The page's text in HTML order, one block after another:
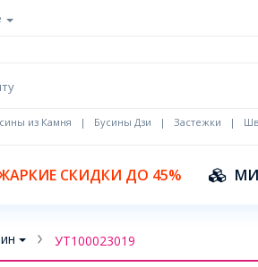
из Камня | Бусины Дзи | Застежки |
СКИДКИ ДО 45%
УТ100023019